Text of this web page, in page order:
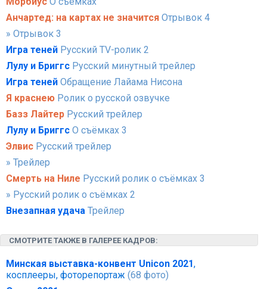
Анчартед: на картах не значится Отрывок 4
» Отрывок 3
Игра теней Русский TV-ролик 2
Лулу и Бриггс Русский минутный трейлер
Игра теней Обращение Лайама Нисона
Я краснею Ролик о русской озвучке
Базз Лайтер Русский трейлер
Лулу и Бриггс О съёмках 3
Элвис Русский трейлер
» Трейлер
Смерть на Ниле Русский ролик о съёмках 3
» Русский ролик о съёмках 2
Внезапная удача Трейлер
СМОТРИТЕ ТАКЖЕ В ГАЛЕРЕЕ КАДРОВ:
Минская выставка-конвент Unicon 2021,
косплееры, фоторепортаж (68 фото)